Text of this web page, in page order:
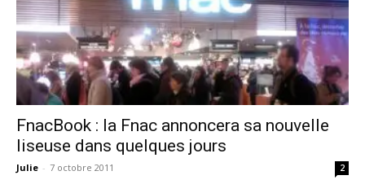
FnacBook : la Fnac annoncera sa nouvelle
liseuse dans quelques jours
Julie - 7 octobre 2011 2